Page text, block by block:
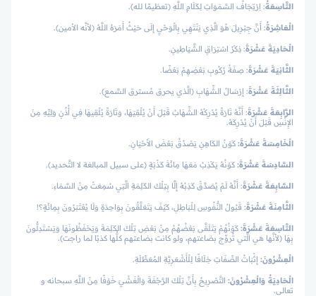
التَّاسِعَةُ: اِرْتِجَافُ السَّمَوَاتِ لِكَلَامِ اللَّهِ (تعظيمًا لله).
الْعَاشِرَةُ: أَنَّ جِبْرِيلَ هُوَ الَّذِي يَنْتَهِي بِالْوَحْيِ إِلَى حَيْثُ أَمَرَهُ اللَّهُ (لأنَّه الأمين).
الْحَادِيَةَ عَشْرَةَ: ذِكْرُ اسْتِرَاقِ الشَّيَاطِينِ.
الثَّانِيَةَ عَشْرَةَ: صِفَةُ رُكُوبِ بَعْضِهِمْ بَعْضًا.
الثَّالِثَةَ عَشْرَةَ: إِرْسَالُ الشِّهَابِ (الَّذي يحرق مُسترق السَّمع).
الرَّابِعَةَ عَشْرَةَ: أَنَّهُ تَارَةً يُدْرِكُهُ الشِّهَابُ قَبْلَ أَنْ يُلْقِيَهَا، وَتَارَةً يُلْقِيهَا فِي أُذُنِ وَلِيِّهِ مِنَ
الإِنْسِ قَبْلَ أَنْ يُدْرِكَهُ.
الْخَامِسَةَ عَشْرَةَ: كَوْنُ الكَاهِنِ يَصْدُقُ بَعْضَ الأَحْيَانِ.
السَّادِسَةَ عَشْرَةَ: كَوْنُهُ يَكْذِبُ مَعَهَا مِائَةَ كَذْبَةٍ (على سبيل المبالغة لا التَّحديد).
السَّابِعَةَ عَشْرَةَ: أَنَّهُ لَمْ يُصَدَّقْ كَذِبُهُ إِلَّا بِتِلْكَ الكَلِمَةِ الَّتِي سُمِعَتْ مِنْ السَّمَاءِ.
الثَّامِنَةَ عَشْرَةَ: قَبُولُ النُّفُوسِ لِلْبَاطِلِ، كَيْفَ يَتَعَلَّقُونَ بِوَاحِدَةٍ وَلَا يُعْتَبَرُونَ بِمِائَةٍ؟!
التَّاسِعَةَ عَشْرَةَ: كَوْنُهُمْ يَتَلَقَّى بَعْضُهُمُ مِنْ بَعْضِ تِلْكَ الكَلِمَةَ وَيَحْفَظُونَهَا وَيَسْتَدِلُّونَ
بِهَا (لأنَّها هي الَّتي تُروِّج بضاعتهم، ولو كانت بضاعتهم كلُّها كذبًا لما راجت).
الْعِشْرُونَ: إِثْبَاتُ الصِّفَاتِ خِلَافًا لِلْأَشْعَرِيَّةِ المُعَطِّلَةِ.
الْحَادِيَةُ وَالْعِشْرُونَ: التَّصْرِيحُ بِأَنَّ تِلْكَ الرَّجْفَةَ وَالْغَشْيَ خَوْفًا مِنْ اللَّهِ سبحانه و
تعالى.